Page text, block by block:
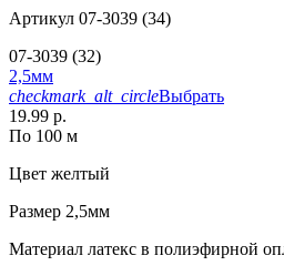
Артикул 07-3039 (34)
07-3039 (32)
2,5мм
checkmark_alt_circleВыбрать
19.99 р.
По 100 м
Цвет желтый
Размер 2,5мм
Материал латекс в полиэфирной